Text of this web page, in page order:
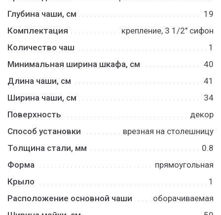
Глубина чаши, см
19
Комплектация
крепление, 3 1/2" сифон
Количество чаш
1
Минимальная ширина шкафа, см
40
Длина чаши, см
41
Ширина чаши, см
34
Поверхность
декор
Способ установки
врезная на столешницу
Толщина стали, мм
0.8
Форма
прямоугольная
Крыло
1
Расположение основной чаши
оборачиваемая